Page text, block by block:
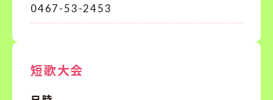
0467-53-2453
短歌大会